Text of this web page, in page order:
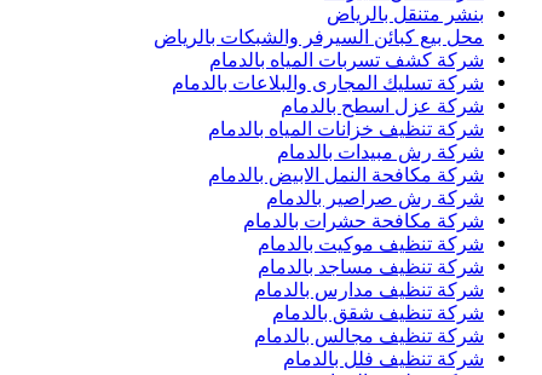
بنشر متنقل بالرياض
محل بيع كبائن السيرفر والشبكات بالرياض
شركة كشف تسربات المياه بالدمام
شركة تسليك المجارى والبلاعات بالدمام
شركة عزل اسطح بالدمام
شركة تنظيف خزانات المياه بالدمام
شركة رش مبيدات بالدمام
شركة مكافحة النمل الابيض بالدمام
شركة رش صراصير بالدمام
شركة مكافحة حشرات بالدمام
شركة تنظيف موكيت بالدمام
شركة تنظيف مساجد بالدمام
شركة تنظيف مدارس بالدمام
شركة تنظيف شقق بالدمام
شركة تنظيف مجالس بالدمام
شركة تنظيف فلل بالدمام